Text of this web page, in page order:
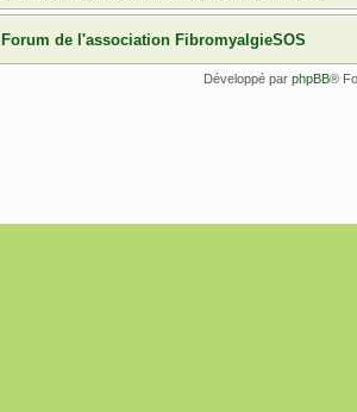
Forum de l'association FibromyalgieSOS
Développé par phpBB®